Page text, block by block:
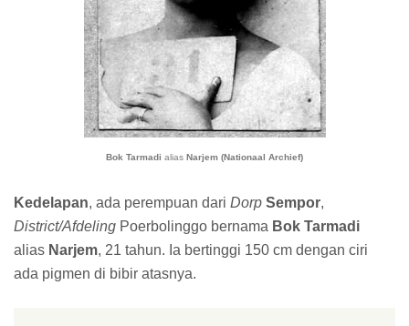
Bok Tarmadi alias Narjem (Nationaal Archief)
Kedelapan, ada perempuan dari Dorp Sempor,
District/Afdeling Poerbolinggo bernama Bok Tarmadi
alias Narjem, 21 tahun. Ia bertinggi 150 cm dengan ciri
ada pigmen di bibir atasnya.